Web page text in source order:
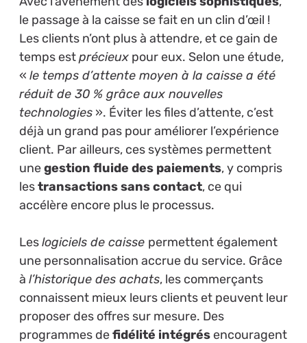
le passage à la caisse se fait en un clin d’œil !
Les clients n’ont plus à attendre, et ce gain de
temps estprécieuxpour eux. Selon une étude,
« le temps d’attente moyen à la caisse a été
réduit de 30 % grâce aux nouvelles
technologies». Éviter les files d’attente, c’est
déjà un grand pas pour améliorer l’expérience
client. Par ailleurs, ces systèmes permettent
unegestion fluide des paiements, y compris
lestransactions sans contact, ce qui
accélère encore plus le processus.
Leslogiciels de caisse permettent également
une personnalisation accrue du service. Grâce
à l’historique des achats, les commerçants
connaissent mieux leurs clients et peuvent leur
proposer des offres sur mesure. Des
programmes defidélité intégrésencouragent